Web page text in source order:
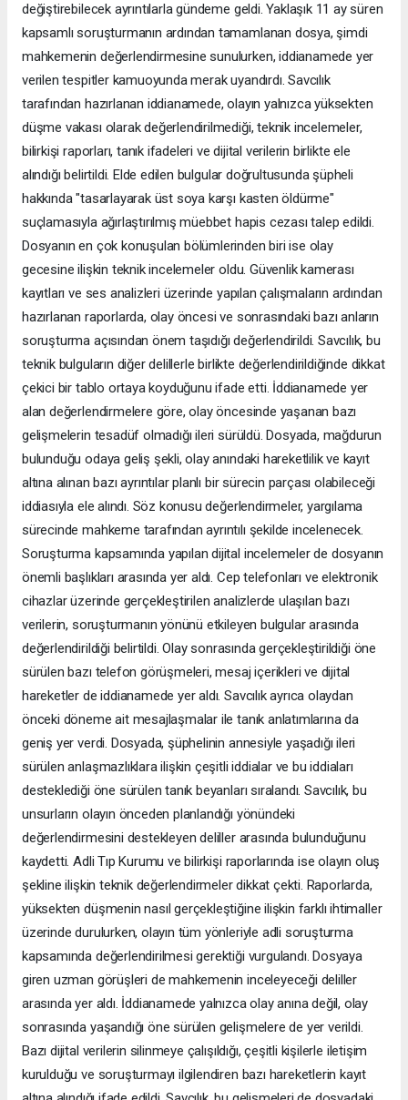
değiştirebilecek ayrıntılarla gündeme geldi. Yaklaşık 11 ay süren
kapsamlı soruşturmanın ardından tamamlanan dosya, şimdi
mahkemenin değerlendirmesine sunulurken, iddianamede yer
verilen tespitler kamuoyunda merak uyandırdı. Savcılık
tarafından hazırlanan iddianamede, olayın yalnızca yüksekten
düşme vakası olarak değerlendirilmediği, teknik incelemeler,
bilirkişi raporları, tanık ifadeleri ve dijital verilerin birlikte ele
alındığı belirtildi. Elde edilen bulgular doğrultusunda şüpheli
hakkında "tasarlayarak üst soya karşı kasten öldürme"
suçlamasıyla ağırlaştırılmış müebbet hapis cezası talep edildi.
Dosyanın en çok konuşulan bölümlerinden biri ise olay
gecesine ilişkin teknik incelemeler oldu. Güvenlik kamerası
kayıtları ve ses analizleri üzerinde yapılan çalışmaların ardından
hazırlanan raporlarda, olay öncesi ve sonrasındaki bazı anların
soruşturma açısından önem taşıdığı değerlendirildi. Savcılık, bu
teknik bulguların diğer delillerle birlikte değerlendirildiğinde dikkat
çekici bir tablo ortaya koyduğunu ifade etti. İddianamede yer
alan değerlendirmelere göre, olay öncesinde yaşanan bazı
gelişmelerin tesadüf olmadığı ileri sürüldü. Dosyada, mağdurun
bulunduğu odaya geliş şekli, olay anındaki hareketlilik ve kayıt
altına alınan bazı ayrıntılar planlı bir sürecin parçası olabileceği
iddiasıyla ele alındı. Söz konusu değerlendirmeler, yargılama
sürecinde mahkeme tarafından ayrıntılı şekilde incelenecek.
Soruşturma kapsamında yapılan dijital incelemeler de dosyanın
önemli başlıkları arasında yer aldı. Cep telefonları ve elektronik
cihazlar üzerinde gerçekleştirilen analizlerde ulaşılan bazı
verilerin, soruşturmanın yönünü etkileyen bulgular arasında
değerlendirildiği belirtildi. Olay sonrasında gerçekleştirildiği öne
sürülen bazı telefon görüşmeleri, mesaj içerikleri ve dijital
hareketler de iddianamede yer aldı. Savcılık ayrıca olaydan
önceki döneme ait mesajlaşmalar ile tanık anlatımlarına da
geniş yer verdi. Dosyada, şüphelinin annesiyle yaşadığı ileri
sürülen anlaşmazlıklara ilişkin çeşitli iddialar ve bu iddiaları
desteklediği öne sürülen tanık beyanları sıralandı. Savcılık, bu
unsurların olayın önceden planlandığı yönündeki
değerlendirmesini destekleyen deliller arasında bulunduğunu
kaydetti. Adli Tıp Kurumu ve bilirkişi raporlarında ise olayın oluş
şekline ilişkin teknik değerlendirmeler dikkat çekti. Raporlarda,
yüksekten düşmenin nasıl gerçekleştiğine ilişkin farklı ihtimaller
üzerinde durulurken, olayın tüm yönleriyle adli soruşturma
kapsamında değerlendirilmesi gerektiği vurgulandı. Dosyaya
giren uzman görüşleri de mahkemenin inceleyeceği deliller
arasında yer aldı. İddianamede yalnızca olay anına değil, olay
sonrasında yaşandığı öne sürülen gelişmelere de yer verildi.
Bazı dijital verilerin silinmeye çalışıldığı, çeşitli kişilerle iletişim
kurulduğu ve soruşturmayı ilgilendiren bazı hareketlerin kayıt